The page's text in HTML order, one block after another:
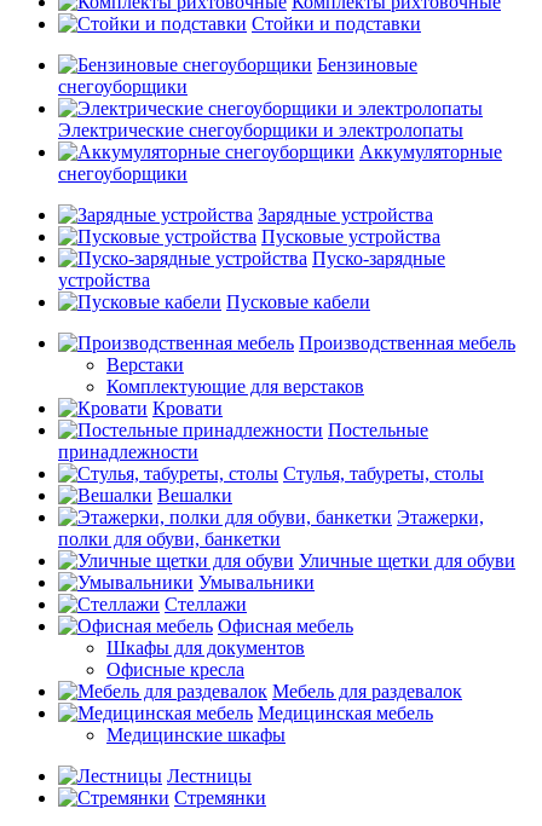
Стойки и подставки
Бензиновые
снегоуборщики
Электрические снегоуборщики и электролопаты
Аккумуляторные
снегоуборщики
Зарядные устройства
Пусковые устройства
Пуско-зарядные
устройства
Пусковые кабели
Производственная мебель
Верстаки
Комплектующие для верстаков
Кровати
Постельные
принадлежности
Стулья, табуреты, столы
Вешалки
Этажерки,
полки для обуви, банкетки
Уличные щетки для обуви
Умывальники
Стеллажи
Офисная мебель
Шкафы для документов
Офисные кресла
Мебель для раздевалок
Медицинская мебель
Медицинские шкафы
Лестницы
Стремянки